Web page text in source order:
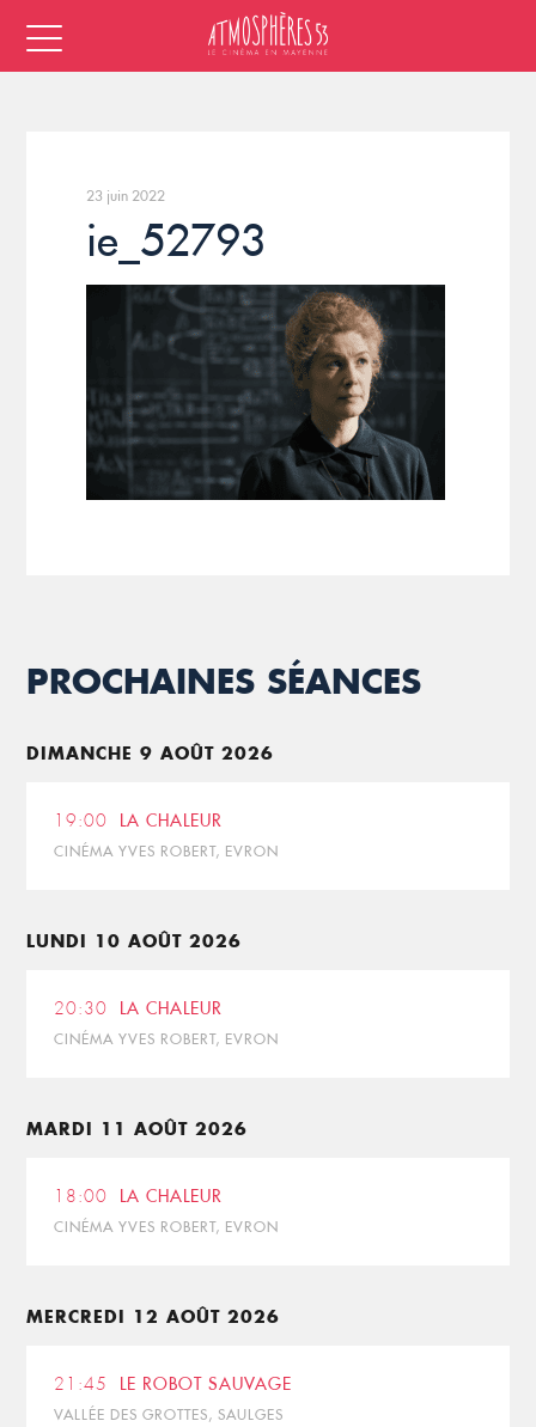
23 juin 2022
ie_52793
PROCHAINES SÉANCES
DIMANCHE 9 AOÛT 2026
19:00 LA CHALEUR
CINÉMA YVES ROBERT, EVRON
LUNDI 10 AOÛT 2026
20:30 LA CHALEUR
CINÉMA YVES ROBERT, EVRON
MARDI 11 AOÛT 2026
18:00 LA CHALEUR
CINÉMA YVES ROBERT, EVRON
MERCREDI 12 AOÛT 2026
21:45 LE ROBOT SAUVAGE
VALLÉE DES GROTTES, SAULGES